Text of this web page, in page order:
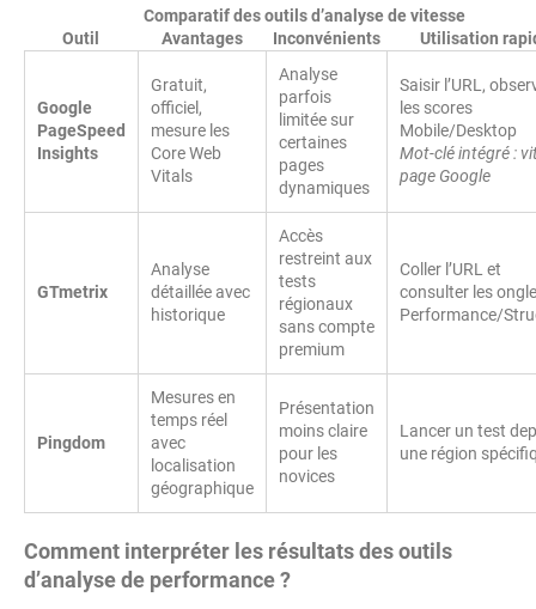
Comparatif des outils d’analyse de vitesse
Outil
Avantages Inconvénients Utilisation
Google
PageSpeed
Insights
Gratuit,
officiel,
mesure les
Core Web
Vitals
Analyse
parfois
limitée sur
certaines
pages
dynamiques
Saisir l’URL,
les scores
Mobile/Desktop
Mot-clé intégré :
page Google
GTmetrix
Analyse
détaillée avec
historique
Accès
restreint aux
tests
régionaux
sans compte
premium
Coller l’URL et
consulter les
Performance/
Pingdom
Mesures en
temps réel
avec
localisation
géographique
Présentation
moins claire
pour les
novices
Lancer un test
une région
Comment interpréter les résultats des outils
d’analyse de performance ?